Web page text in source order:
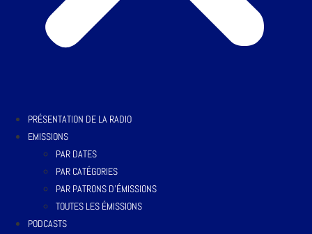
PRÉSENTATION DE LA RADIO
EMISSIONS
PAR DATES
PAR CATÉGORIES
PAR PATRONS D’ÉMISSIONS
TOUTES LES ÉMISSIONS
PODCASTS